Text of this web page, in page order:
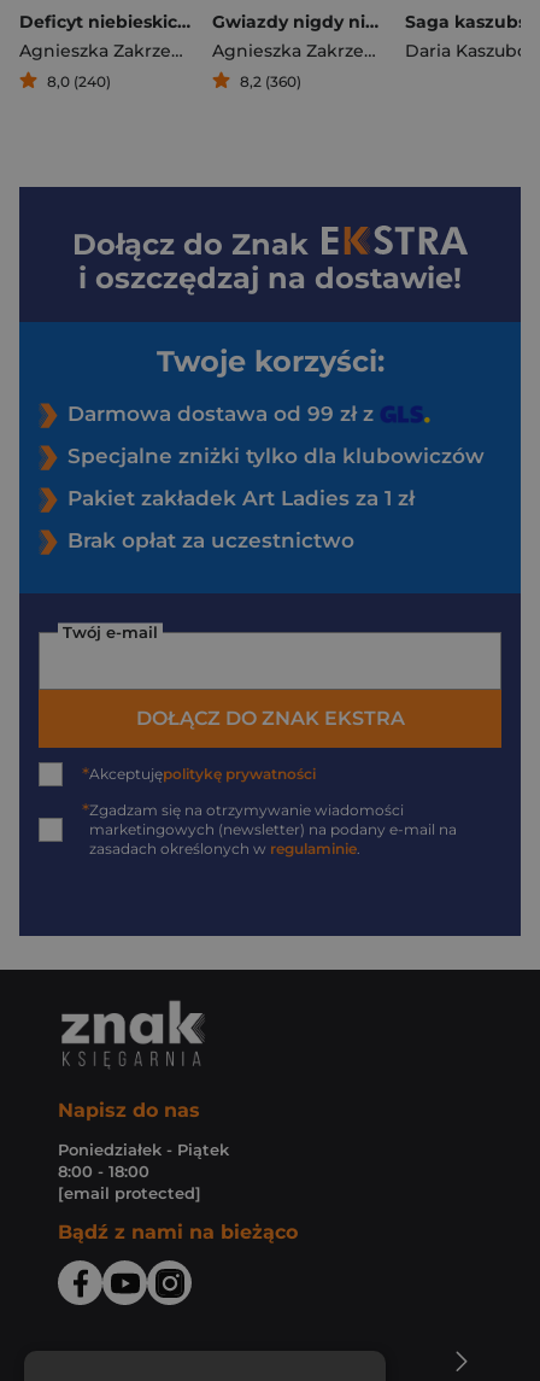
Deficyt niebieskich migdałów
Agnieszka Zakrzewska
8,0 (240)
Gwiazdy nigdy nie gasną
Agnieszka Zakrzewska
8,2 (360)
Daria
Dołącz do Znak
i oszczędzaj na dostawie!
Twoje korzyści:
Darmowa dostawa od 99 zł z
Specjalne zniżki tylko dla klubowiczów
Pakiet zakładek Art Ladies za 1 zł
Brak opłat za uczestnictwo
Twój e-mail
DOŁĄCZ DO ZNAK EKSTRA
*Akceptujępolitykę prywatności
*Zgadzam się na otrzymywanie wiadomości
marketingowych (newsletter) na podany e-mail na
zasadach określonych w regulaminie
Napisz do nas
Poniedziałek - Piątek
8:00 - 18:00
[email protected]
Bądź z nami na bieżąco